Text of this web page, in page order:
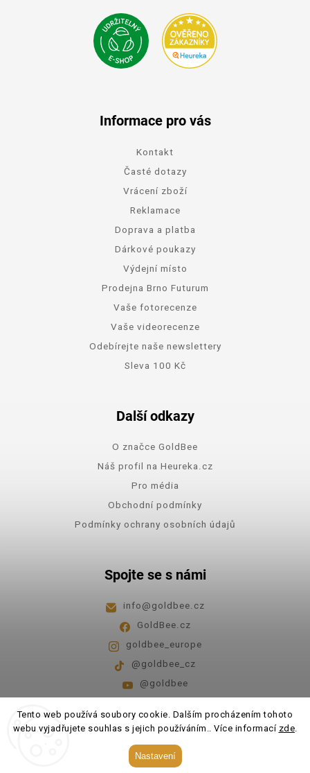
Tento web používá soubory cookie. Dalším procházením tohoto
webu vyjadřujete souhlas s jejich používáním.. Více informací zde.
Nastavení
Informace pro vás
Kontakt
Časté dotazy
Vrácení zboží
Reklamace
Doprava a platba
Dárkové poukazy
Výdejní místo
Prodejna Brno Futurum
Vaše fotorecenze
Vaše videorecenze
Odebírejte naše newslettery
Sleva 100 Kč
Další odkazy
O značce GoldBee
Náš profil na Heureka.cz
Pro média
Obchodní podmínky
Podmínky ochrany osobních údajů
Spojte se s námi
info@goldbee.cz
GoldBee.cz
goldbee_europe
@goldbee_cz
@goldbee
Pondělí - pátek 8:00-14:00
GoldBee. Všechna práva vyhrazena.
Upravit nastavení cookies